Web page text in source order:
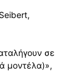
σε
μοντέλα)»,